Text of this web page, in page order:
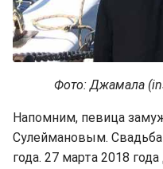
Фото: Джамала
Напомним, певица
Сулеймановым. Свадьба
года. 27 марта 2018